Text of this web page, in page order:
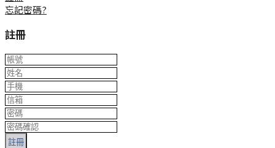
忘記密碼?
註冊
註冊